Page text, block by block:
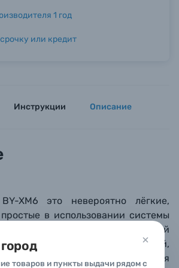
товаров и пункты выдачи рядом с
(Комиссионные товары)
1 год
или кредит
Инструкции Описание
BY-XM6 это невероятно лёгкие,
в использовании системы
микрофонов
. Встроенный
микрофон обеспечивает чистый,
шумов звук, а благодаря